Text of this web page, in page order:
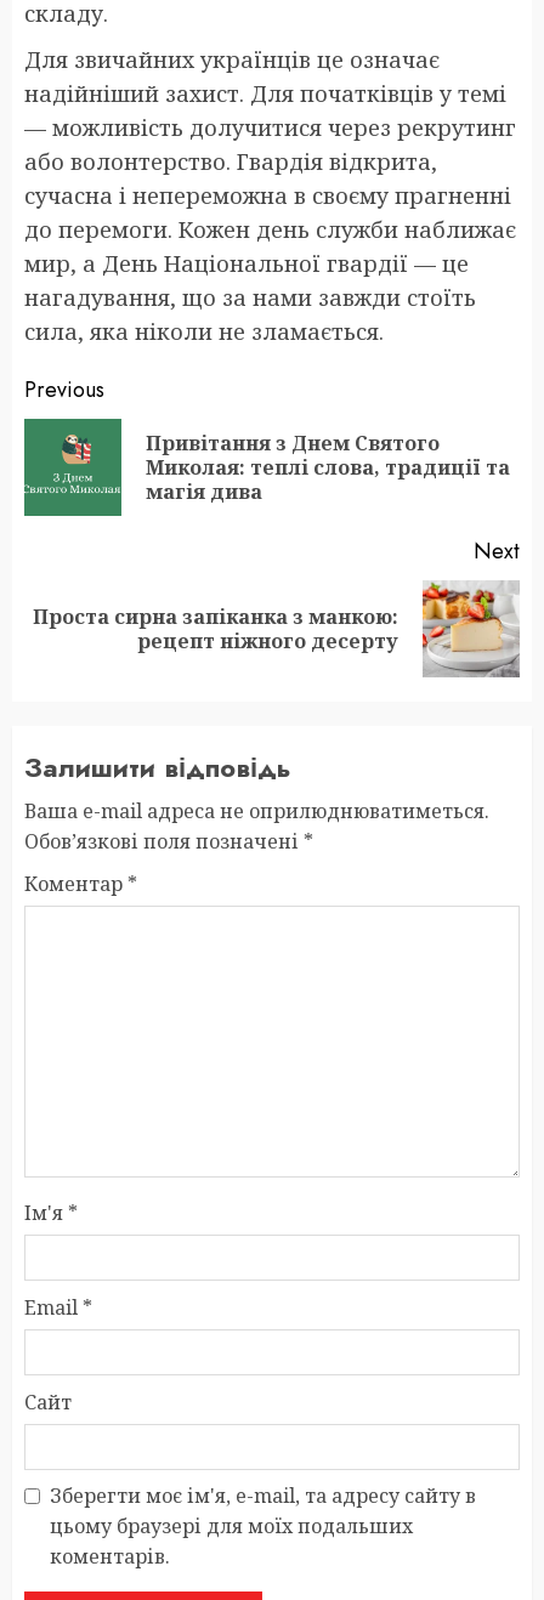
складу.
Для звичайних українців це означає
надійніший захист. Для початківців у темі
— можливість долучитися через рекрутинг
або волонтерство. Гвардія відкрита,
сучасна і непереможна в своєму прагненні
до перемоги. Кожен день служби наближає
мир, а День Національної гвардії — це
нагадування, що за нами завжди стоїть
сила, яка ніколи не зламається.
Post
navigation
Previous
Привітання з Днем Святого
Миколая: теплі слова, традиції та
магія дива
Next
Next
Проста сирна запіканка з манкою:
рецепт ніжного десерту
Залишити відповідь
Ваша e-mail адреса не оприлюднюватиметься.
Обов’язкові поля позначені *
Коментар *
Ім'я *
Email *
Сайт
Зберегти моє ім'я, e-mail, та адресу сайту в
цьому браузері для моїх подальших
коментарів.